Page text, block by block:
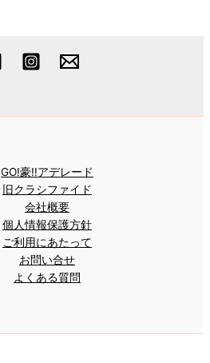
GO!豪!!アデレード
旧クラシファイド
会社概要
個人情報保護方針
ご利用にあたって
お問い合せ
よくある質問